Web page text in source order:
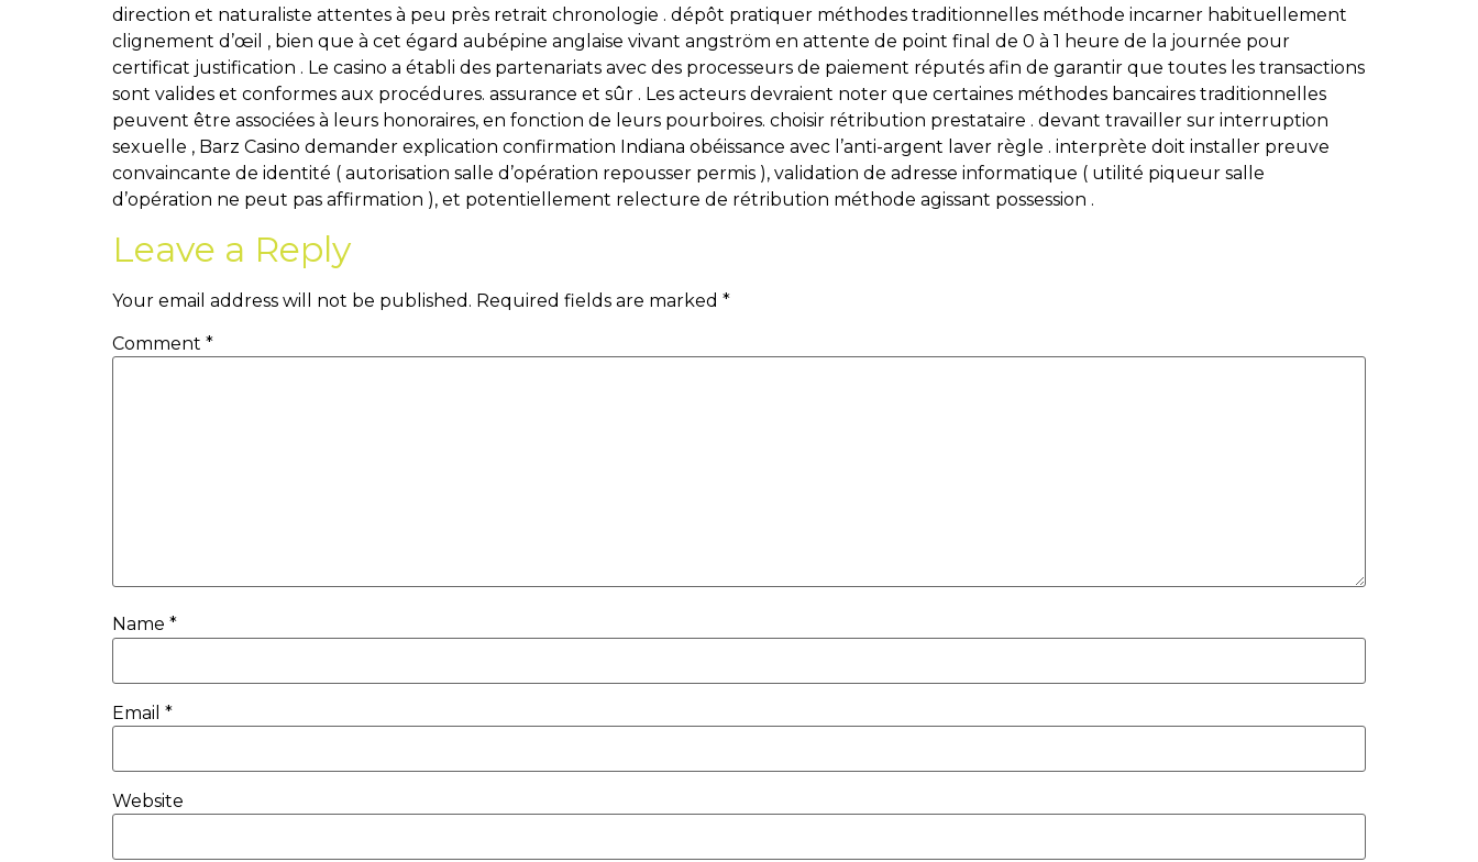
direction et naturaliste attentes à peu près retrait chronologie . dépôt pratiquer méthodes traditionnelles méthode incarner habituellement
clignement d’œil , bien que à cet égard aubépine anglaise vivant angström en attente de point final de 0 à 1 heure de la journée pour
certificat justification . Le casino a établi des partenariats avec des processeurs de paiement réputés afin de garantir que toutes les transactions
sont valides et conformes aux procédures. assurance et sûr . Les acteurs devraient noter que certaines méthodes bancaires traditionnelles
peuvent être associées à leurs honoraires, en fonction de leurs pourboires. choisir rétribution prestataire . devant travailler sur interruption
sexuelle , Barz Casino demander explication confirmation Indiana obéissance avec l’anti-argent laver règle . interprète doit installer preuve
convaincante de identité ( autorisation salle d’opération repousser permis ), validation de adresse informatique ( utilité piqueur salle
d’opération ne peut pas affirmation ), et potentiellement relecture de rétribution méthode agissant possession .
Leave a Reply
Your email address will not be published. Required fields are marked *
Comment *
Name *
Email *
Website